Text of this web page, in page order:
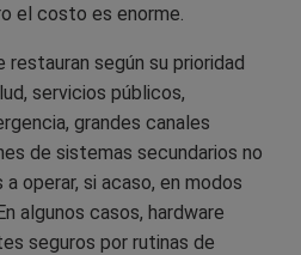
el costo es enorme.
según su prioridad
servicios públicos,
grandes canales
de sistemas secundarios no
operar, si acaso, en modos
algunos casos, hardware
seguros por rutinas de